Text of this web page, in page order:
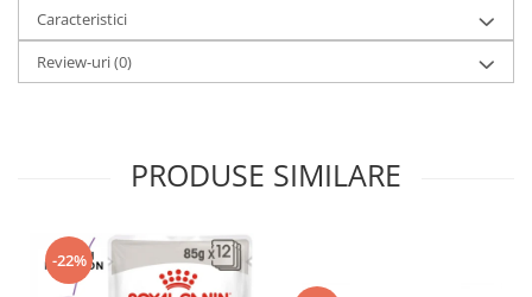
Caracteristici
Review-uri(0)
PRODUSE SIMILARE
-22%